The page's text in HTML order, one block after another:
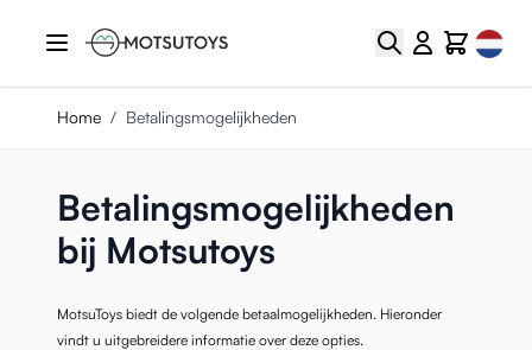
Zoek
CartSelect
Home / Betalingsmogelijkheden
Betalingsmogelijkheden
bij Motsutoys
MotsuToys biedt de volgende betaalmogelijkheden. Hieronder
vindt u uitgebreidere informatie over deze opties.